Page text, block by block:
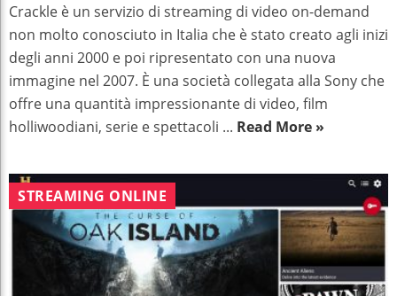
Crackle è un servizio di streaming di video on-demand
non molto conosciuto in Italia che è stato creato agli inizi
degli anni 2000 e poi ripresentato con una nuova
immagine nel 2007. È una società collegata alla Sony che
offre una quantità impressionante di video, film
holliwoodiani, serie e spettacoli ... Read More »
STREAMING ONLINE